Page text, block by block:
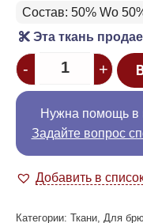
Состав: 50% Wo
Эта ткань
Quantity
- +
Нужна помощь в
Задайте вопрос
Добавить в
Категории: Ткани Для